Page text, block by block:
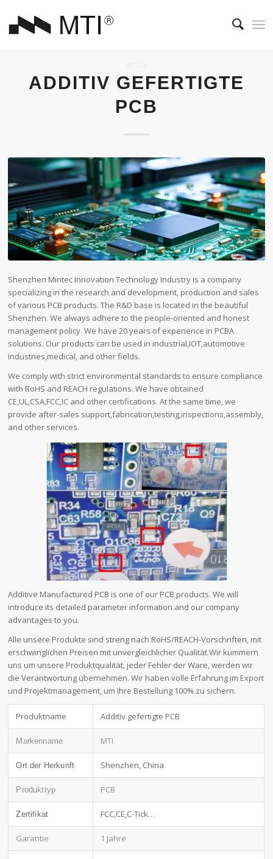
ADDITIV GEFERTIGTE
PCB
Shenzhen Mintec Innovation Technology Industry is a company
specializing in the research and development, production and sales
of various PCB products. The R&D base is located in the beautiful
Shenzhen. We always adhere to the people-oriented and honest
management policy. We have 20 years of experience in PCBA
solutions. Our products can be used in industrial,IOT,automotive
industries,medical, and other fields.
We comply with strict environmental standards to ensure compliance
with RoHS and REACH regulations. We have obtained
CE,UL,CSA,FCC,IC and other certifications. At the same time, we
provide after-sales support,fabrication,testing,inspections,assembly,
and other services.
Additive Manufactured PCB is one of our PCB products. We will
introduce its detailed parameter information and our company
advantages to you.
Alle unsere Produkte sind streng nach RoHS/REACH-Vorschriften, mit
erschwinglichen Preisen mit unvergleichlicher Qualität.Wir kümmern
uns um unsere Produktqualität, jeder Fehler der Ware, werden wir
die Verantwortung übernehmen. Wir haben volle Erfahrung im Export
und Projektmanagement, um Ihre Bestellung 100% zu sichern.
Produktname Additiv gefertigte PCB
Markenname MTI
Ort der Herkunft Shenzhen, China
Produkttyp PCB
Zertifikat FCC,CE,C-Tick…
Garantie 1 Jahre